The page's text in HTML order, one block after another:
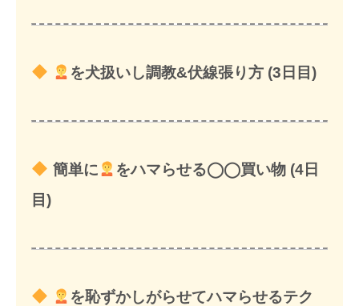
を犬扱いし調教&伏線張り方 (3日目)
簡単に
をハマらせる◯◯買い物 (4日
目)
を恥ずかしがらせてハマらせるテク